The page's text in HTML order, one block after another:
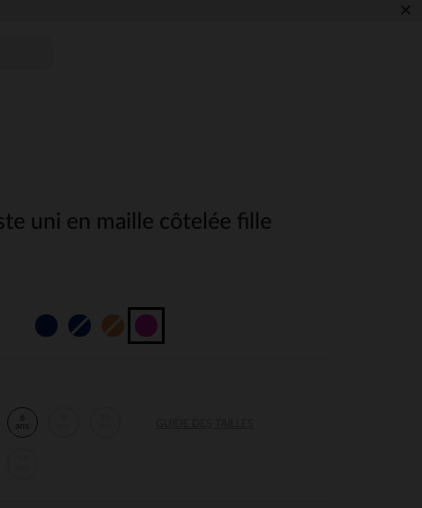
×
uni en maille côtelée fille
6
ans